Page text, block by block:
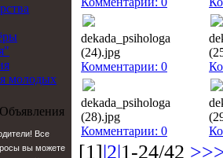
молодых
Объявления
Все
вы можете
dekada_psihologa
(24).jpg
Комментарии: 0
dekada_psihologa
(28).jpg
Комментарии: 0
[1]|2|1-24/42